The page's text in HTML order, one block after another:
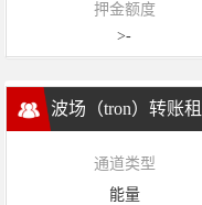
押金额度
>-
波场（tron）转账
通道类型
能量